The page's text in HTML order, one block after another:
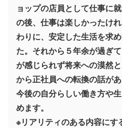
ョップの店員として仕事に
の後、仕事は楽しかったけ
わりに、安定した生活を求
た。それから５年余が過ぎ
が感じられず将来への漠然
から正社員への転換の話が
今後の自分らしい働き方や
めます。
※リアリティのある内容にす